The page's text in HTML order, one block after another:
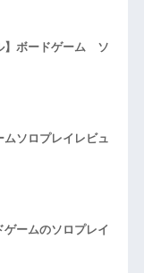
】ボードゲーム ソ
ソロプレイレビュ
ゲームのソロプレイ